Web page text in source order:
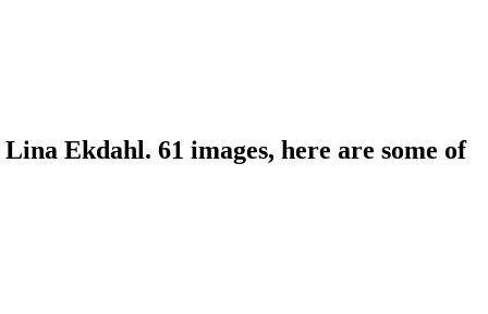
Ekdahl. 61 images, here are some of